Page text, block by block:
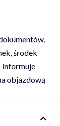
środek
informuje
objazdową